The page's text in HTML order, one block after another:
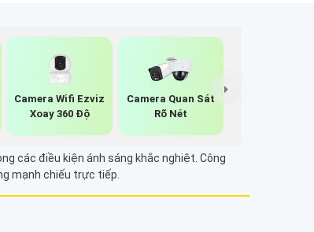
Camera Wifi Ezviz
Xoay 360 Độ
Camera Quan Sát
Rõ Nét
các điều kiện ánh sáng khắc nghiệt. Công
mạnh chiếu trực tiếp.